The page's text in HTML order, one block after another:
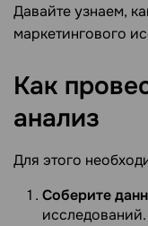
Давайте узнаем,
маркетингового
Как
анализ
Для этого
Соберите
исследований.